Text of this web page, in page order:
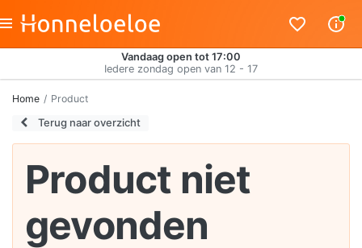
Vandaag open tot 17:00
Iedere zondag open van 12 - 17
Home Product
Terug naar overzicht
Product niet
gevonden